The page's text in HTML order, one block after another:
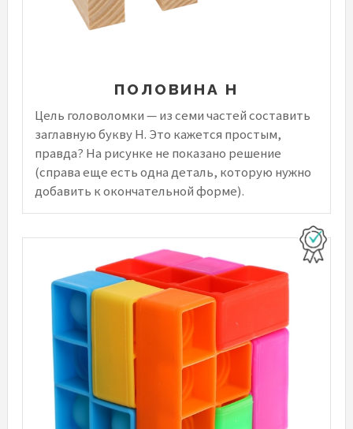
ПОЛОВИНА Н
Цель головоломки — из семи частей составить
заглавную букву H. Это кажется простым,
правда? На рисунке не показано решение
(справа еще есть одна деталь, которую нужно
добавить к окончательной форме).